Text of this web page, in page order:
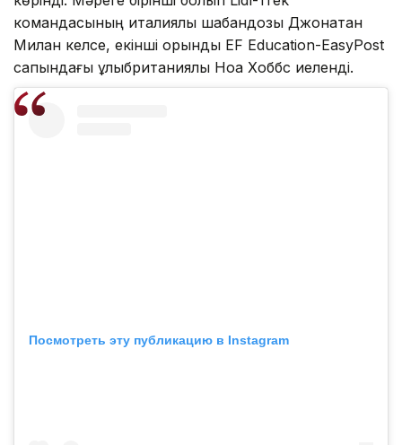
командасының италиялық шабандозы Джонатан
Милан келсе, екінші орынды EF Education-EasyPost
сапындағы ұлыбританиялық Ноа Хоббс иеленді.
Посмотреть эту публикацию в Instagram